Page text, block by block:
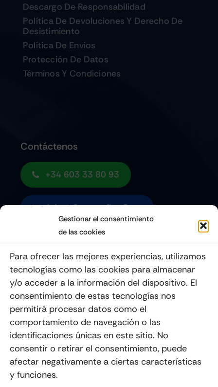
Gestionar el consentimiento
de las cookies
Para ofrecer las mejores experiencias, utilizamos
tecnologías como las cookies para almacenar
y/o acceder a la información del dispositivo. El
consentimiento de estas tecnologías nos
permitirá procesar datos como el
comportamiento de navegación o las
identificaciones únicas en este sitio. No
consentir o retirar el consentimiento, puede
afectar negativamente a ciertas características
y funciones.
Descargo De Responsabilidad
Política De Devoluciones Y Derecho De
Desistimiento
Política De Envios
Protección De Datos
Términos Y Condiciones
Contáctenos
+34 603 33 80 93
Info@quemoviles.com
Enviar